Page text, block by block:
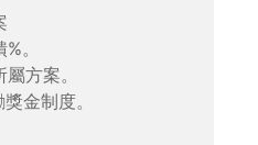
。
方案。
金制度。